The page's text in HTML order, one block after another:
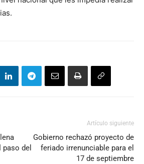
paso del
Artículo siguiente
Gobierno rechazó proyecto de
feriado irrenunciable para el
17 de septiembre